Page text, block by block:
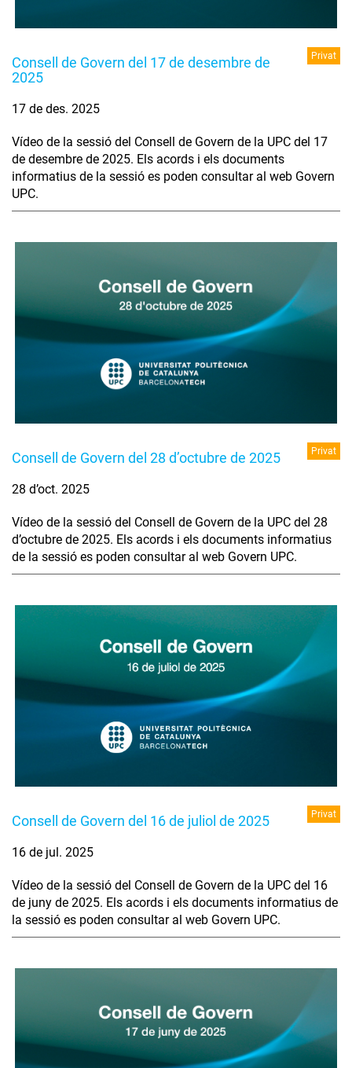
Consell de Govern del 17 de desembre de
2025
Privat
17 de des. 2025
Vídeo de la sessió del Consell de Govern de la UPC del 17
de desembre de 2025. Els acords i els documents
informatius de la sessió es poden consultar al web Govern
UPC.
Consell de Govern del 28 d’octubre de 2025 Privat
28 d’oct. 2025
Vídeo de la sessió del Consell de Govern de la UPC del 28
d’octubre de 2025. Els acords i els documents informatius
de la sessió es poden consultar al web Govern UPC.
Consell de Govern del 16 de juliol de 2025 Privat
16 de jul. 2025
Vídeo de la sessió del Consell de Govern de la UPC del 16
de juny de 2025. Els acords i els documents informatius de
la sessió es poden consultar al web Govern UPC.